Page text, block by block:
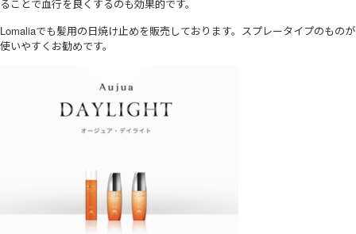
ることで血行を良くするのも効果的です。
Lomaliaでも髪用の日焼け止めを販売しております。スプレータイプのものが
使いやすくお勧めです。